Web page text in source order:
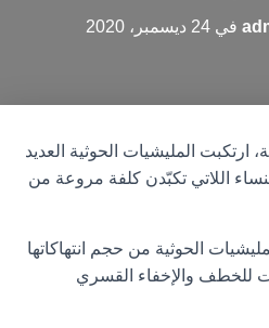
في24 ديسمبر، 2020
ارتكبت المليشيات الحوثية العديد
اللاتي تكبّدن كلفة مروعة من
الحوثية من حجم انتهاكاتها
للخطف والإخفاء القسري